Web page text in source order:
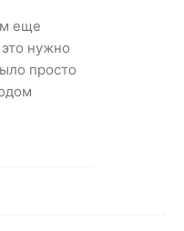
еще
нужно
просто